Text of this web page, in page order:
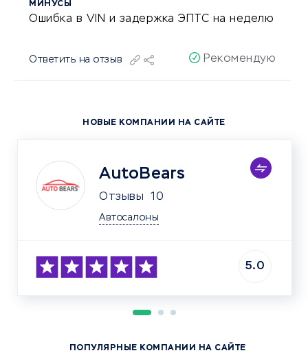
МИНУСЫ
Ошибка в VIN и задержка ЭПТС на неделю
Ответить на отзыв Рекомендую
НОВЫЕ КОМПАНИИ НА САЙТЕ
AutoBears
Отзывы 10
Автосалоны
5.0
ПОПУЛЯРНЫЕ КОМПАНИИ НА САЙТЕ